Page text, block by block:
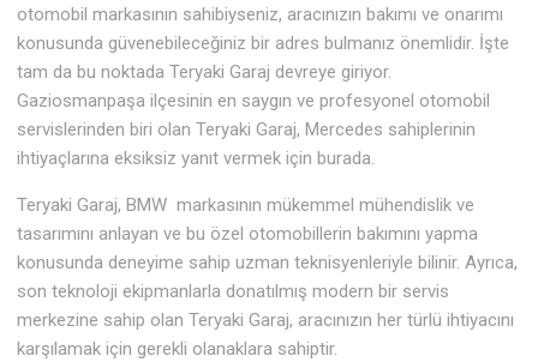
otomobil markasının sahibiyseniz, aracınızın bakımı ve onarımı
konusunda güvenebileceğiniz bir adres bulmanız önemlidir. İşte
tam da bu noktada Teryaki Garaj devreye giriyor.
Gaziosmanpaşa ilçesinin en saygın ve profesyonel otomobil
servislerinden biri olan Teryaki Garaj, Mercedes sahiplerinin
ihtiyaçlarına eksiksiz yanıt vermek için burada.
Teryaki Garaj, BMW markasının mükemmel mühendislik ve
tasarımını anlayan ve bu özel otomobillerin bakımını yapma
konusunda deneyime sahip uzman teknisyenleriyle bilinir. Ayrıca,
son teknoloji ekipmanlarla donatılmış modern bir servis
merkezine sahip olan Teryaki Garaj, aracınızın her türlü ihtiyacını
karşılamak için gerekli olanaklara sahiptir.